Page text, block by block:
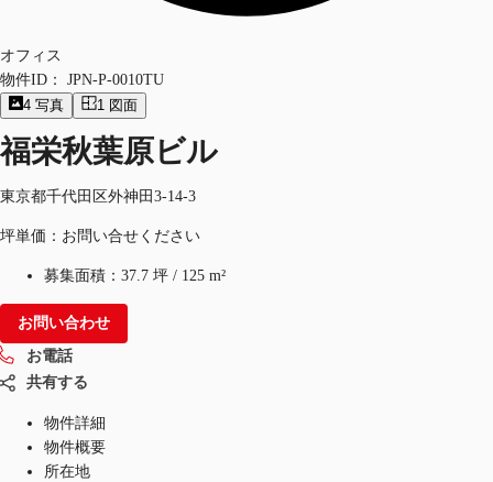
オフィス
物件ID：
JPN-P-0010TU
4 写真 1 図面
福栄秋葉原ビル
東京都千代田区外神田3-14-3
坪単価：お問い合せください
募集面積： 37.7 坪 / 125 m²
お問い合わせ
お電話
共有する
物件詳細
物件概要
所在地